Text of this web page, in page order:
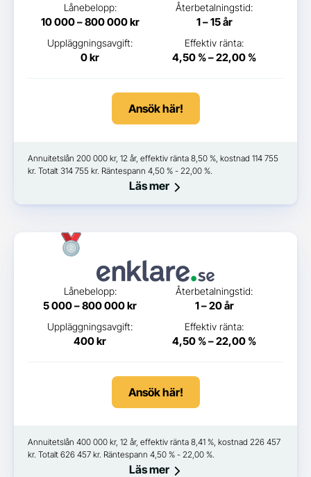
Lånebelopp:
10 000 – 800 000 kr
Återbetalningstid:
1 – 15 år
Uppläggningsavgift:
0 kr
Effektiv ränta:
4,50 % – 22,00 %
Ansök här!
Annuitetslån 200 000 kr, 12 år, effektiv ränta 8,50 %, kostnad 114 755
kr. Totalt 314 755 kr. Räntespann 4,50 % - 22,00 %.
Läs mer
Lånebelopp:
5 000 – 800 000 kr
Återbetalningstid:
1 – 20 år
Uppläggningsavgift:
400 kr
Effektiv ränta:
4,50 % – 22,00 %
Ansök här!
Annuitetslån 400 000 kr, 12 år, effektiv ränta 8,41 %, kostnad 226 457
kr. Totalt 626 457 kr. Räntespann 4,50 % - 22,00 %.
Läs mer